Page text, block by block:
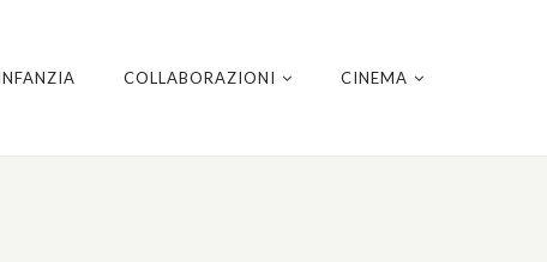
COLLABORAZIONI CINEMA